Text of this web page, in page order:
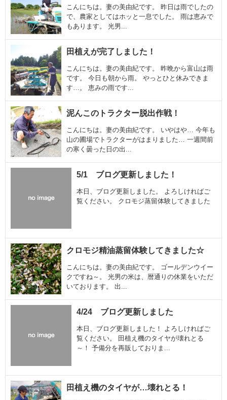
こんにちは。妻の美由紀です。 昨日は雨でしたの
で、農家としてはホッと一息でした。 雨は恵みで
もあります。 光男...
田植えが完了しました！
こんにちは。妻の美由紀です。 昨晩から富山は雨
です。 今日も朝から雨。 やっとひと休みできま
す…。 恵みの雨です...
泥んこのトラクター脱出作戦！
こんにちは。妻の美由紀です。 いやはや… 今年も
山の圃場でトラクターがはまりました… 一週間前
の寒く曇った日の出...
5/1 ブログ更新しました！
本日、ブログ更新しました。 よろしければご
覧ください。 クロモジ蒸留体験してきました
クロモジ精油蒸留体験してきました☆
こんにちは。妻の美由紀です。 ゴールデンウイー
クですね～。 光男の米は、暦通りの休業をいただ
いております。 出...
4/24 ブログ更新しました
本日、ブログ更新しました！ よろしければご
覧ください。 田植え機のタイヤが壊れとる
～！ 予備分を再販しておりま...
田植え機のタイヤが…壊れとる！